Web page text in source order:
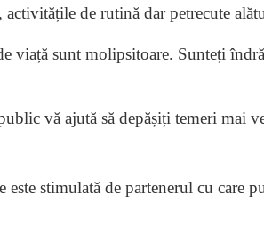
de rutină dar petrecute
viață sunt molipsitoare. Sunteți
vă ajută să depășiți temeri mai
este stimulată de partenerul cu care